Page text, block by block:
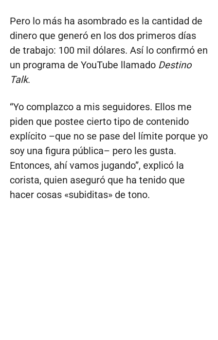
Pero lo más ha asombrado es la cantidad de
dinero que generó en los dos primeros días
de trabajo: 100 mil dólares. Así lo confirmó en
un programa de YouTube llamado Destino
Talk.
“Yo complazco a mis seguidores. Ellos me
piden que postee cierto tipo de contenido
explícito –que no se pase del límite porque yo
soy una figura pública– pero les gusta.
Entonces, ahí vamos jugando”, explicó la
corista, quien aseguró que ha tenido que
hacer cosas «subiditas» de tono.